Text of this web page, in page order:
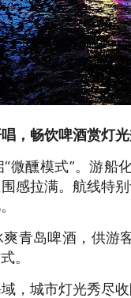
，畅饮啤酒赏灯
醺模式”。游船
感拉满。航线特
岛啤酒，供游
。
城市灯光秀尽